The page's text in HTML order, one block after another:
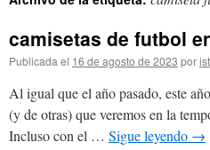
contenido
camisetas de futbol
Publicada el 16 de agosto de 2023 por
Al igual que el año pasado, este
(y de otras) que veremos en la
Incluso con el … Sigue leyendo →